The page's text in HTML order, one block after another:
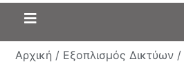
Αρχική / Εξοπλισμός Δικτύων /